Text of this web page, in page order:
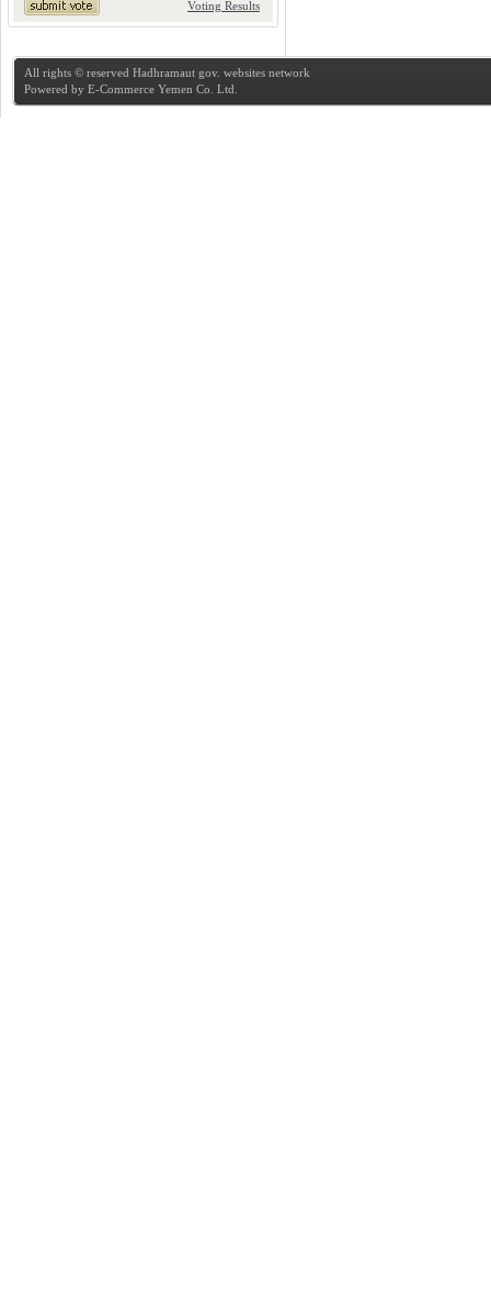
Voting Results
All rights © reserved Hadhramaut gov. websites network
Powered by E-Commerce Yemen Co. Ltd.